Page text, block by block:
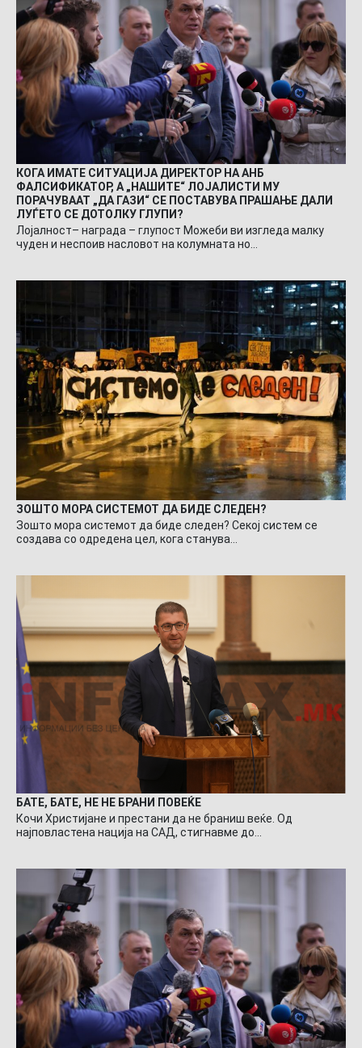
КОГА ИМАТЕ СИТУАЦИЈА ДИРЕКТОР НА АНБ
ФАЛСИФИКАТОР, А „НАШИТЕ“ ЛОЈАЛИСТИ МУ
ПОРАЧУВААТ „ДА ГАЗИ“ СЕ ПОСТАВУВА ПРАШАЊЕ ДАЛИ
ЛУЃЕТО СЕ ДОТОЛКУ ГЛУПИ?
Лојалност– награда – глупост Можеби ви изгледа малку
чуден и неспоив насловот на колумната но…
ЗОШТО МОРА СИСТЕМОТ ДА БИДЕ СЛЕДЕН?
Зошто мора системот да биде следен? Секој систем се
создава со одредена цел, кога станува…
БАТЕ, БАТЕ, НЕ НЕ БРАНИ ПОВЕЌЕ
Кочи Христијане и престани да не браниш веќе. Од
најповластена нација на САД, стигнавме до…